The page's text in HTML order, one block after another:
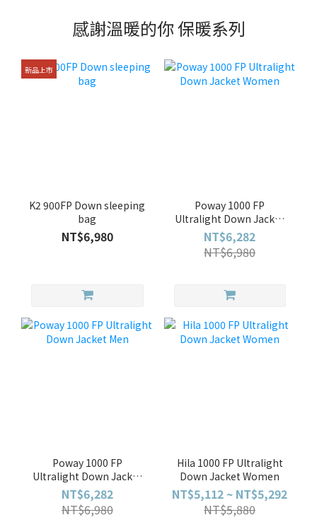
感謝溫暖的你 保暖系列
新品上市
K2 900FP Down sleeping
bag
NT$6,980
Poway 1000 FP
Ultralight Down Jacket
Women
NT$6,282
NT$6,980
Poway 1000 FP
Ultralight Down Jacket
Men
NT$6,282
NT$6,980
Hila 1000 FP Ultralight
Down Jacket Women
NT$5,112 ~ NT$5,292
NT$5,880